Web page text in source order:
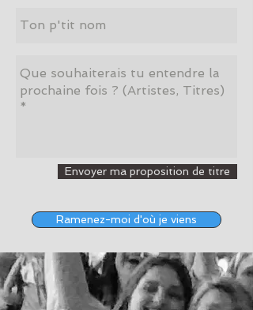
Envoyer ma proposition de titre
Ramenez-moi d'où je viens